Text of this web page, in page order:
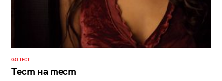
GO ТЕСТ
Тест на тест